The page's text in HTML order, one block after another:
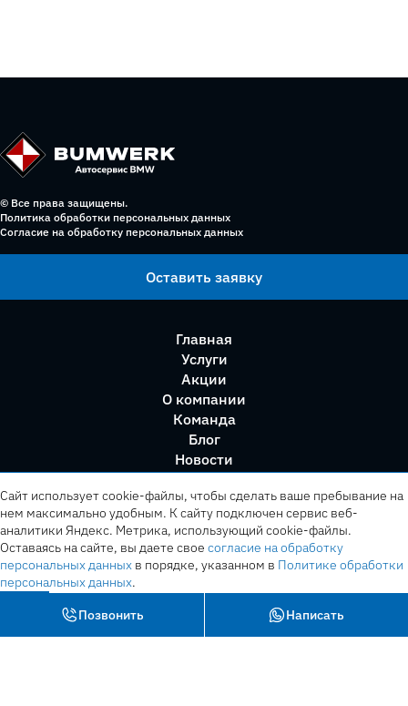
© Все права защищены.
Политика обработки персональных данных
Согласие на обработку персональных данных
Оставить заявку
Главная
Услуги
Акции
О компании
Команда
Блог
Новости
Позвонить Написать
Сайт использует cookie-файлы, чтобы сделать ваше пребывание на
нем максимально удобным. К cайту подключен сервис веб-
аналитики Яндекс. Метрика, использующий cookie-файлы.
Оставаясь на сайте, вы даете свое согласие на обработку
персональных данных в порядке, указанном в Политике обработки
персональных данных.